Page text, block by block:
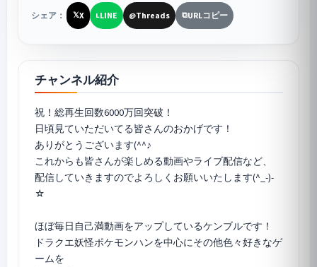
シェア： 𝕏X LLINE @Threads ⧉URLコピー
チャンネル紹介
祝！総再生回数6000万回突破！
日頃見ていただいてる皆さんのおかげです！
ありがとうございます(^^♪
これからも皆さんが楽しめる動画やライブ配信など、
配信していきますのでよろしくお願いいたします(^_-)-
☆
ほぼ毎日自己満動画をアップしているケンブルです！
ドラクエ妖怪ポケモンハンを中心にその他色々好きなゲ
ームを